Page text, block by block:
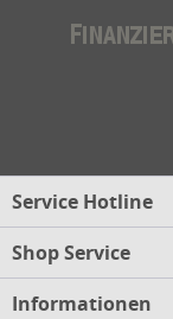
Service Hotline
Shop Service
Informationen